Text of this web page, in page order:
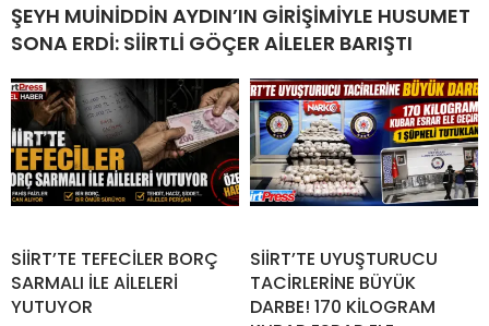
ŞEYH MUİNİDDİN AYDIN’IN GİRİŞİMİYLE HUSUMET
SONA ERDİ: SİİRTLİ GÖÇER AİLELER BARIŞTI
SİİRT’TE TEFECİLER BORÇ
SARMALI İLE AİLELERİ
YUTUYOR
SİİRT’TE UYUŞTURUCU
TACİRLERİNE BÜYÜK
DARBE! 170 KİLOGRAM